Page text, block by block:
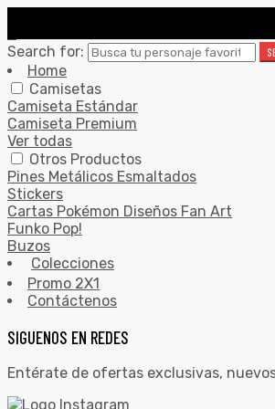
Search for:
Home
Camisetas
Camiseta Estándar
Camiseta Premium
Ver todas
Otros Productos
Pines Metálicos Esmaltados
Stickers
Cartas Pokémon Diseños Fan Art
Funko Pop!
Buzos
Colecciones
Promo 2X1
Contáctenos
SIGUENOS EN REDES
Entérate de ofertas exclusivas,